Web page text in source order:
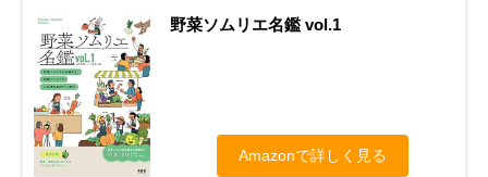
野菜ソムリエ名鑑 vol.1
Amazonで詳しく見る